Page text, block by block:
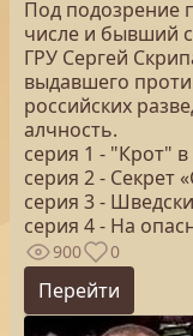
Под подозрение
числе и бывший
ГРУ Сергей
выдавшего
российских
алчность.
серия 1 - "Крот"
серия 2 - Секрет
серия 3 -
серия 4 - На
900 0
Перейти